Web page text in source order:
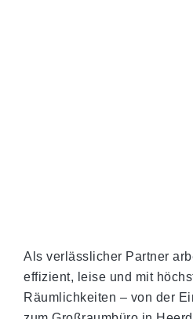
Als verlässlicher Partner
effizient, leise und mit
Räumlichkeiten – von der